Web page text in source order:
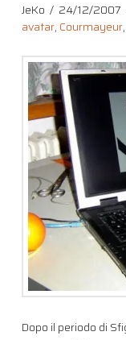
JeKo
24/12/2007
avatar, Courmayeur,
Dopo il periodo di